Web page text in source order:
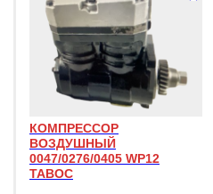
КОМПРЕССОР
ВОЗДУШНЫЙ
0047/0276/0405 WP12
TABOC